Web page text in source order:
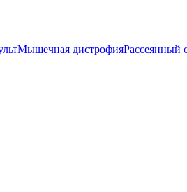
Мышечная дистрофияРассеянный